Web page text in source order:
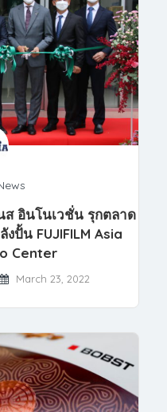
อินโนเวชั่น รุกตลาด
ปั้น FUJIFILM Asia
Center
March 23, 2022